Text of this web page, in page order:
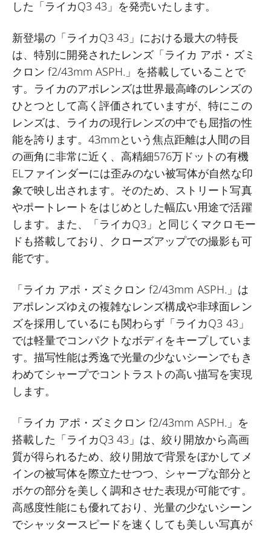
した「ライカQ3 43」を発売いたします。
新登場の「ライカQ3 43」における最大の特長
は、特別に開発されたレンズ「ライカ アポ・ズミ
クロン f2/43mm ASPH.」を搭載していることで
す。ライカのアポレンズは世界最高峰のレンズの
ひとつとして高く評価されていますが、特にこの
レンズは、ライカの現行レンズの中でも屈指の性
能を誇ります。43mmという焦点距離は人間の目
の画角に非常に近く、高精細576万ドットの有機
ELファインダーには歪みのない被写体が自然な印
象で映し出されます。そのため、ストリート写真
やポートレートをはじめとした幅広い用途で活躍
します。また、「ライカQ3」と同じくマクロモー
ドも搭載しており、クローズアップでの撮影も可
能です。
「ライカ アポ・ズミクロン f2/43mm ASPH.」は
アポレンズゆえの複雑なレンズ構成や非球面レン
ズを採用しているにも関わらず「ライカQ3 43」
では軽量でコンパクトなボディをキープしていま
す。描写性能は秀逸で光量の少ないシーンでもき
わめてシャープでコントラストの高い描写を実現
します。
「ライカ アポ・ズミクロン f2/43mm ASPH.」を
搭載した「ライカQ3 43」は、絞り開放から高画
質が得られるため、絞り開放で背景をぼかしてメ
インの被写体を際立たせつつ、シャープな部分と
ボケの部分を美しく調和させた表現が可能です。
高感度性能にも優れており、光量の少ないシーン
でシャッタースピードを速くしても美しい写真が